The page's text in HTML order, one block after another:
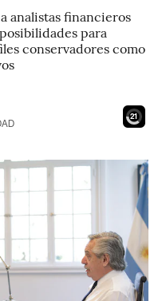
analistas financieros
para
conservadores como
19